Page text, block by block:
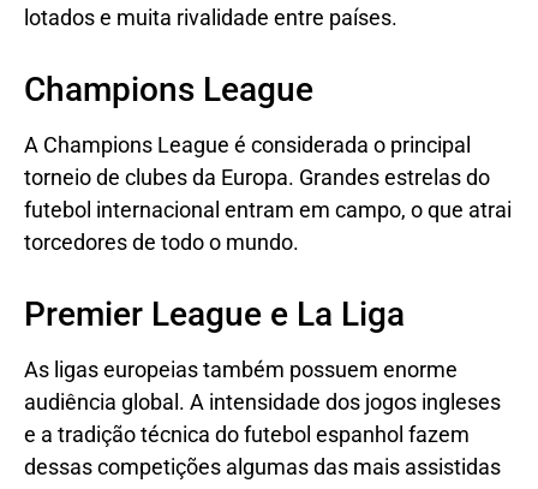
lotados e muita rivalidade entre países.
Champions League
A Champions League é considerada o principal
torneio de clubes da Europa. Grandes estrelas do
futebol internacional entram em campo, o que atrai
torcedores de todo o mundo.
Premier League e La Liga
As ligas europeias também possuem enorme
audiência global. A intensidade dos jogos ingleses
e a tradição técnica do futebol espanhol fazem
dessas competições algumas das mais assistidas